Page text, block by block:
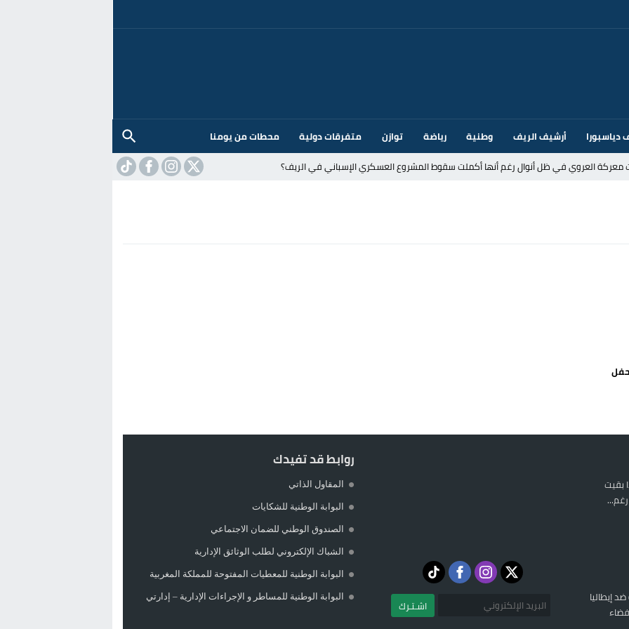
دياسبورا أرشيف الريف وطنية رياضة توازن متفرقات دولية
محطات من يومنا
معركة العروي في ظل أنوال رغم أنها أكملت سقوط المشروع العسكري الإسباني في الريف؟
بسبب الضوابط الحدودية في فضاء شنغن
حفل
بقيت
إيطاليا
اشـتـرك
روابط قد تفيدك
المقاول الذاتي
البوابة الوطنية للشكايات
الصندوق الوطني للضمان الاجتماعي
الشباك الإلكتروني لطلب الوثائق الإدارية
البوابة الوطنية للمعطيات المفتوحة للمملكة المغربية
البوابة الوطنية للمساطر و الإجراءات الإدارية – إدارتي